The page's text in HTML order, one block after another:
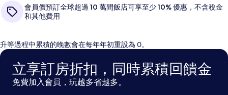
會員價預訂全球超過 10 萬間飯店可享至少 10% 優惠，不含稅金
和其他費用
升等過程中累積的晚數會在每年年初重設為 0。
立享訂房折扣，同時累積回饋金
免費加入會員，玩越多省越多。